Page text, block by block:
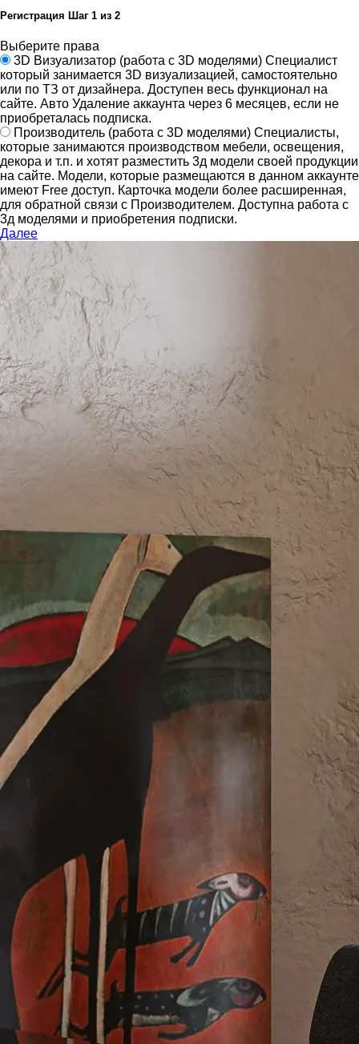
Регистрация Шаг 1 из 2
Выберите права
3D Визуализатор (работа с 3D моделями) Специалист
который занимается 3D визуализацией, самостоятельно
или по ТЗ от дизайнера. Доступен весь функционал на
сайте. Авто Удаление аккаунта через 6 месяцев, если не
приобреталась подписка.
Производитель (работа с 3D моделями) Специалисты,
которые занимаются производством мебели, освещения,
декора и т.п. и хотят разместить 3д модели своей продукции
на сайте. Модели, которые размещаются в данном аккаунте
имеют Free доступ. Карточка модели более расширенная,
для обратной связи с Производителем. Доступна работа с
3д моделями и приобретения подписки.
Далее